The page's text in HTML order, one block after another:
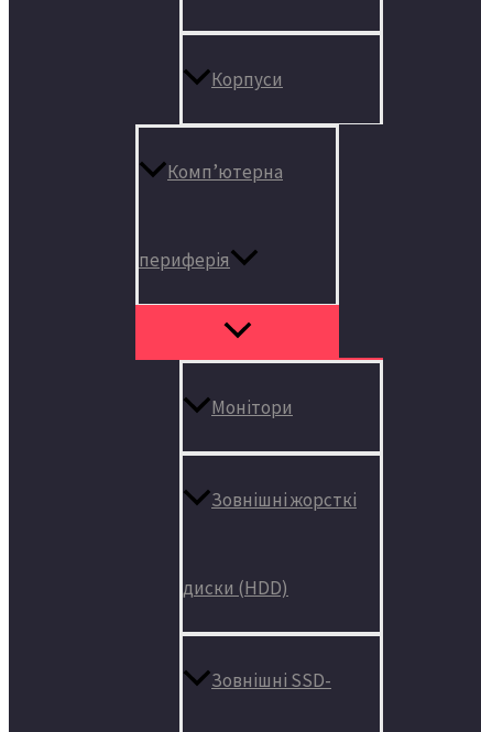
Корпуси
Комп’ютерна
периферія
Монітори
Зовнішні жорсткі
диски (HDD)
Зовнішні SSD-